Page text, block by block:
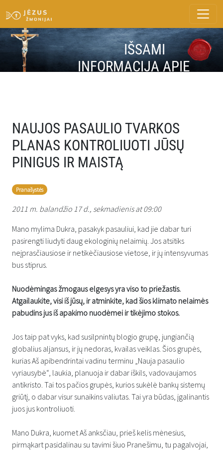
IŠSAMI
INFORMACIJA APIE
NAUJOS PASAULIO TVARKOS
PLANAS KONTROLIUOTI JŪSŲ
PINIGUS IR MAISTĄ
Pranašystės
2011 m. balandžio 17 d., sekmadienis at 09:00
Mano mylima Dukra, pasakyk pasauliui, kad jie dabar turi
pasirengti liudyti daug ekologinių nelaimių. Jos atsitiks
neįprasčiausiose ir netikėčiausiose vietose, ir jų intensyvumas
bus stiprus.
Nuodėmingas žmogaus elgesys yra viso to priežastis.
Atgailaukite, visi iš jūsų, ir atminkite, kad šios klimato nelaimės
pabudins jus iš apakimo nuodėmei ir tikėjimo stokos.
Jos taip pat vyks, kad susilpnintų blogio grupę, jungiančią
globalius aljansus, ir jų nedoras, kvailas veiklas. Šios grupės,
kurias Aš apibendrintai vadinu terminu „Nauja pasaulio
vyriausybė“, laukia, planuoja ir dabar iškils, vadovaujamos
antikristo. Tai tos pačios grupės, kurios sukėlė bankų sistemų
griūtį, o dabar visur sunaikins valiutas. Tai yra būdas, įgalinantis
juos jus kontroliuoti.
Mano Dukra, kuomet Aš anksčiau, prieš kelis mėnesius,
pirmąkart pasidalinau su tavimi šiuo Pranešimu, tu pagalvojai,